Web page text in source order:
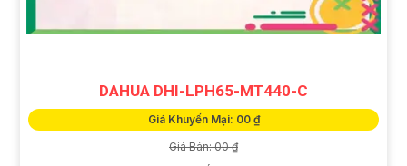
DAHUA DHI-LPH65-MT440-C
Giá Khuyến Mại: 00 ₫
Giá Bán: 00 ₫